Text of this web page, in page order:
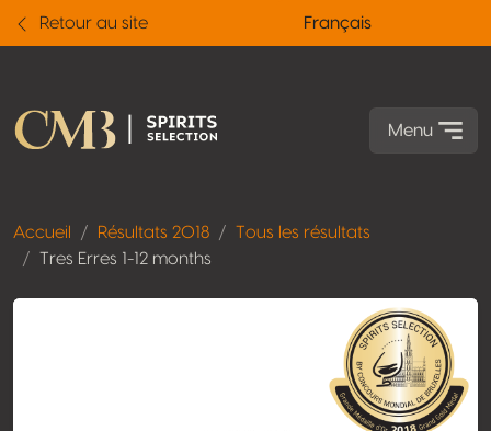
Retour au site Français
Menu
Accueil Résultats 2018
Tous les résultats
Tres Erres 1-12 months